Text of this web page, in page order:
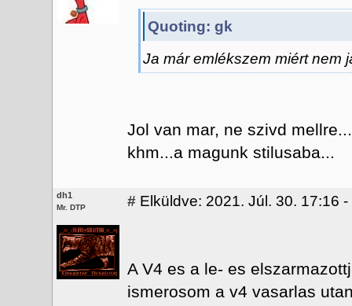
Quoting: gk
Ja már emlékszem miért nem
Jol van mar, ne szivd
khm...a magunk stilusaba...
dh1
Mr. DTP # Elküldve: 2021. Júl. 30. 17:16
A V4 es a le- es
ismerosom a v4 vasarlas